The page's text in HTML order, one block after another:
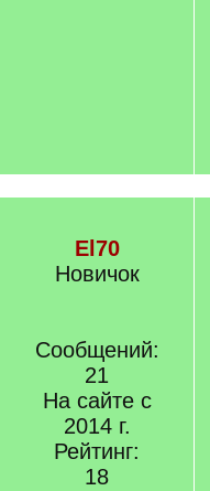
El70
Новичок
Сообщений:
21
На сайте с
2014 г.
Рейтинг:
18